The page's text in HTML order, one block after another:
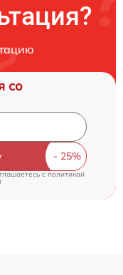
со
cполитикой